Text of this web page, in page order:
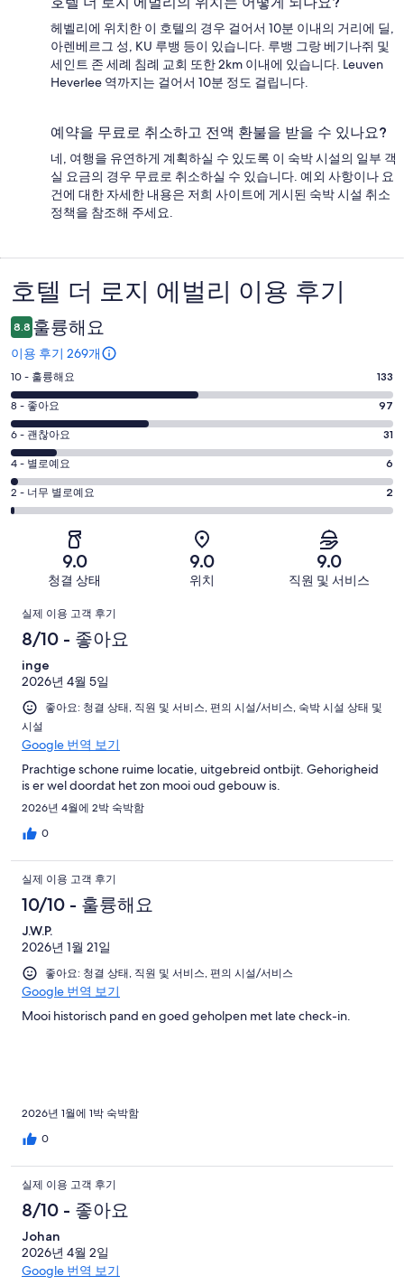
헤벨리에 위치한 이 호텔의 경우 걸어서 10분 이내의 거리에 딜,
아렌베르그 성, KU 루뱅 등이 있습니다. 루뱅 그랑 베기나쥐 및
세인트 존 세례 침례 교회 또한 2km 이내에 있습니다. Leuven
Heverlee 역까지는 걸어서 10분 정도 걸립니다.
예약을 무료로 취소하고 전액 환불을 받을 수 있나요?
네, 여행을 유연하게 계획하실 수 있도록 이 숙박 시설의 일부 객
실 요금의 경우 무료로 취소하실 수 있습니다. 예외 사항이나 요
건에 대한 자세한 내용은 저희 사이트에 게시된 숙박 시설 취소
정책을 참조해 주세요.
이
용
후
기
호텔 더 로지 에벌리 이용 후기
8.8 훌륭해요
이용 후기 269개
평
점
10
-
훌
륭
해
요.
후
기
133
개
10 - 훌륭해요 133
평
점
8
-
좋
아
후
기
중
97
개
8 - 좋아요 97
평
점
6
-
괜
개
이
후
기
중
31
개
6 - 괜찮아요 31
평
점
4
269
개
이
용
후
중
개
4 - 별로예요 6
평
점
별
로
예
요.
269
개
이
용
후
기
중
2 - 너무 별로예요 2
9.0
청결 상태
9.0
위치
9.0
직원 및 서비스
이
용
후
기
실제 이용 고객 후기
8/10 - 좋아요
inge
2026년 4월 5일
좋아요: 청결 상태, 직원 및 서비스, 편의 시설/서비스, 숙박 시설 상태 및
시설
Google 번역 보기
Prachtige schone ruime locatie, uitgebreid ontbijt. Gehorigheid
is er wel doordat het zon mooi oud gebouw is.
2026년 4월에 2박 숙박함
0
실제 이용 고객 후기
10/10 - 훌륭해요
J.W.P.
2026년 1월 21일
좋아요: 청결 상태, 직원 및 서비스, 편의 시설/서비스
Google 번역 보기
Mooi historisch pand en goed geholpen met late check-in.
2026년 1월에 1박 숙박함
0
실제 이용 고객 후기
8/10 - 좋아요
Johan
2026년 4월 2일
Google 번역 보기